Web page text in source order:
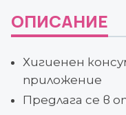
ОПИСАНИЕ
Хигиенен
приложение
Предлага се в